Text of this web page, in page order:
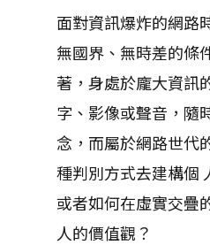
面對資訊爆炸的網路
無國界、無時差的條
著，身處於龐大資訊
字、影像或聲音，隨
念，而屬於網路世代
種判別方式去建構個
或者如何在虛實交疊
人的價值觀？